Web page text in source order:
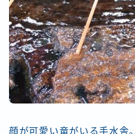
顔が可愛い竜がいる手水舎。